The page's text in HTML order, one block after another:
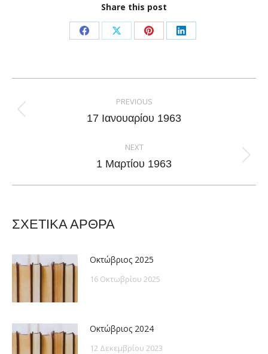
Share this post
Share
Facebook
Share
X
Share
Pinterest
Share
LinkedIn
navigation
PREVIOUS
Previous
17 Ιανουαρίου 1963
NEXT
Next
1 Μαρτίου 1963
ΣΧΕΤΙΚΑ ΑΡΘΡΑ
Οκτώβριος 2025
16 Οκτωβρίου 2025
Οκτώβριος 2024
12 Δεκεμβρίου 2023